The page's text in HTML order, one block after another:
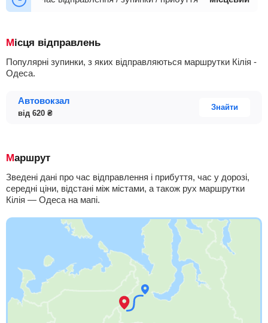
Місця відправлень
Популярні зупинки, з яких відправляються маршрутки Кілія -
Одеса.
Автовокзал
від 620 ₴
Знайти
Маршрут
Зведені дані про час відправлення і прибуття, час у дорозі,
середні ціни, відстані між містами, а також рух маршрутки
Кілія — Одеса на мапі.